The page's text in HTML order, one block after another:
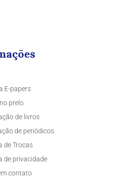
E-papers
prelo
de livros
de periódicos
de Trocas
de privacidade
contato